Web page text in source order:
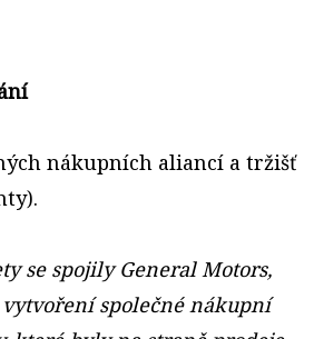
nákupních aliancí a tržišť
se spojily General Motors,
společné nákupní